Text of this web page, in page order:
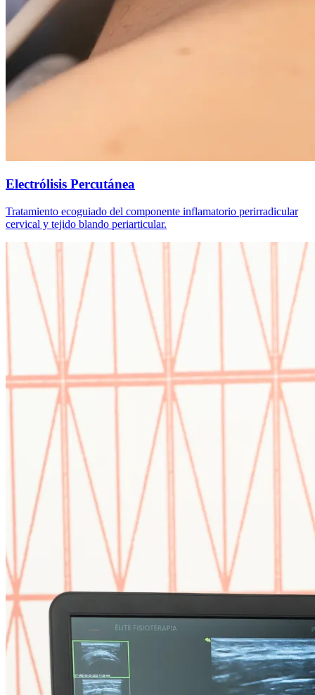
Electrólisis Percutánea
Tratamiento ecoguiado del componente inflamatorio perirradicular
cervical y tejido blando periarticular.